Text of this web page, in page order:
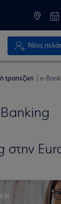
Νέος
τραπεζική e-
στην